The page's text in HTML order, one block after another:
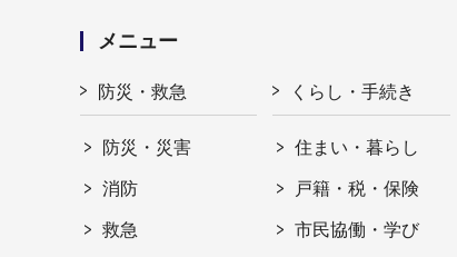
メニュー
防災・救急
防災・災害
消防
救急
くらし・手続き
住まい・暮らし
戸籍・税・保険
市民協働・学び